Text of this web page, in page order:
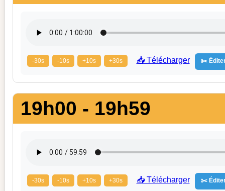
-30s -10s +10s +30s 📥 Télécharger ✂️
19h00 - 19h59
-30s -10s +10s +30s 📥 Télécharger ✂️